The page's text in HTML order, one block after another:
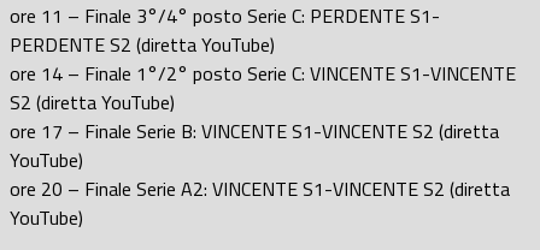
ore 11 – Finale 3°/4° posto Serie C: PERDENTE S1-
PERDENTE S2 (diretta YouTube)
ore 14 – Finale 1°/2° posto Serie C: VINCENTE S1-VINCENTE
S2 (diretta YouTube)
ore 17 – Finale Serie B: VINCENTE S1-VINCENTE S2 (diretta
YouTube)
ore 20 – Finale Serie A2: VINCENTE S1-VINCENTE S2 (diretta
YouTube)